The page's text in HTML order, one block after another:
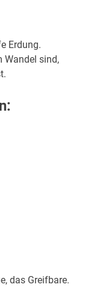
Erdung.
Wandel sind,
das Greifbare.